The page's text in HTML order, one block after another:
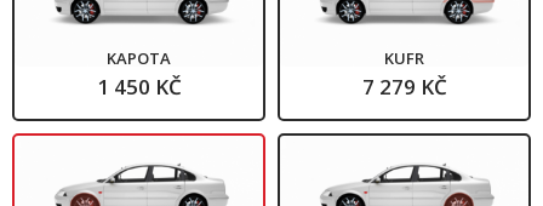
KAPOTA
1 450 KČ
KUFR
7 279 KČ